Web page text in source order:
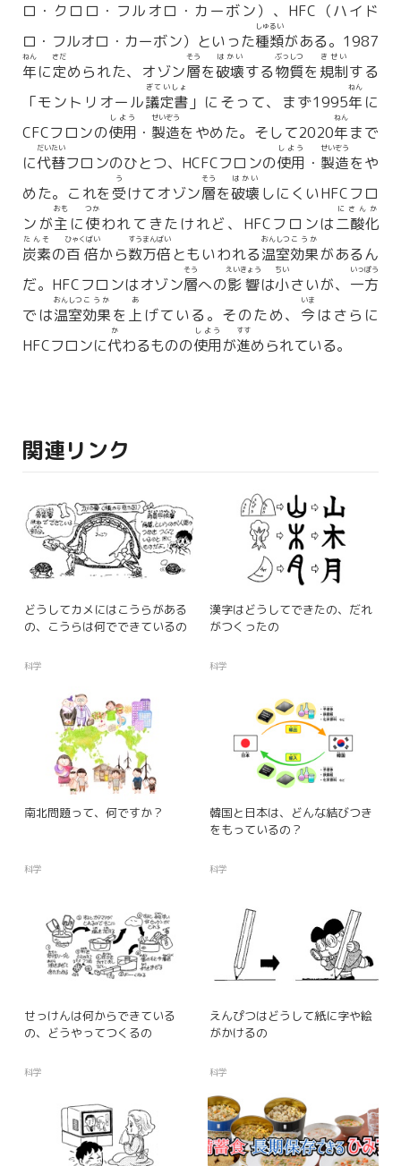
ロ・クロロ・フルオロ・カーボン）、HFC（ハイド
ロ・フルオロ・カーボン）といった種類
しゅるい
がある。1987
年
ねん
に定
さだ
められた、オゾン層
そう
を破壊
はかい
する物質
ぶっしつ
を 規制
きせい
する
「モントリオール議定書
ぎていしょ
」にそって、まず1995年
ねん
に
CFCフロンの使用
しよう
・ 製造
せいぞう
をやめた。そして2020年
ねん
まで
に代替
だいたい
フロンのひとつ、HCFCフロンの使用
しよう
・ 製造
せいぞう
をや
めた。これを 受
う
けてオゾン層
そう
を破壊
はかい
しにくいHFCフロ
ンが主
おも
に使
つか
われてきたけれど、HFCフロンは二酸化
にさんか
炭素
たんそ
の百倍
ひゃくばい
から数万倍
すうまんばい
ともいわれる温室
おんしつ
効果
こうか
があるん
だ。HFCフロンはオゾン層
そう
への影響
えいきょう
は小
ちい
さいが、 一方
いっぽう
では温室
おんしつ
効果
こうか
を 上
あ
げている。そのため、 今
いま
はさらに
HFCフロンに代
か
わるものの使用
しよう
が進
すす
められている。
関連リンク
どうしてカメにはこうらがある
の、こうらは何でできているの
科学
漢字はどうしてできたの、だれ
がつくったの
科学
南北問題って、何ですか？
科学
韓国と日本は、どんな結びつき
をもっているの？
科学
せっけんは何からできている
の、どうやってつくるの
科学
えんぴつはどうして紙に字や絵
がかけるの
科学